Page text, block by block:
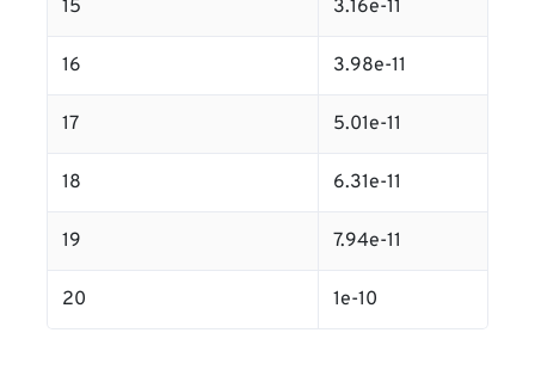
15 3.16e-11
16 3.98e-11
17 5.01e-11
18 6.31e-11
19 7.94e-11
20 1e-10